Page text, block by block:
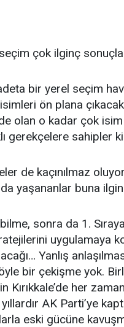
çok ilginç
bir yerel seçim
ön plana
olan o kadar çok
gerekçelere sahipler
de kaçınılmaz
yaşananlar buna
sonra da 1.
uygulamaya
Yanlış
bir çekişme yok.
Kırıkkale’de her
AK Parti’ye
eski gücüne